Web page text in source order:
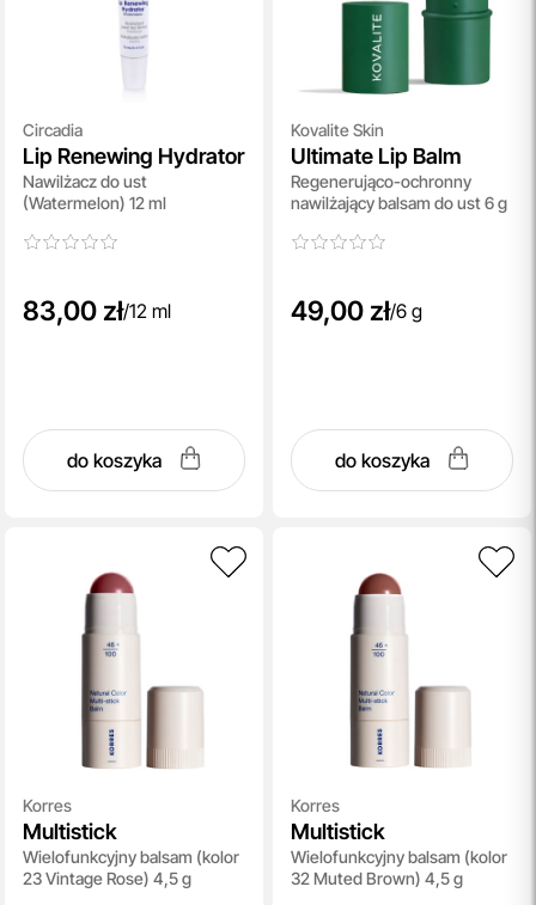
Circadia
Lip Renewing Hydrator
Nawilżacz do ust
(Watermelon) 12 ml
83,00 zł/12 ml
do koszyka
Kovalite Skin
Ultimate Lip Balm
Regenerująco-ochronny
nawilżający balsam do ust 6 g
49,00 zł/6 g
do koszyka
Korres
Multistick
Wielofunkcyjny balsam (kolor
23 Vintage Rose) 4,5 g
Korres
Multistick
Wielofunkcyjny balsam (kolor
32 Muted Brown) 4,5 g